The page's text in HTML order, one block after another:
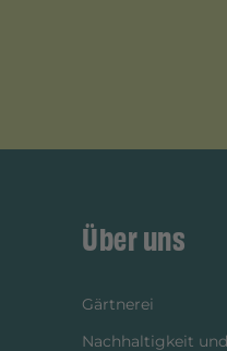
Über uns
Gärtnerei
Nachhaltigkeit